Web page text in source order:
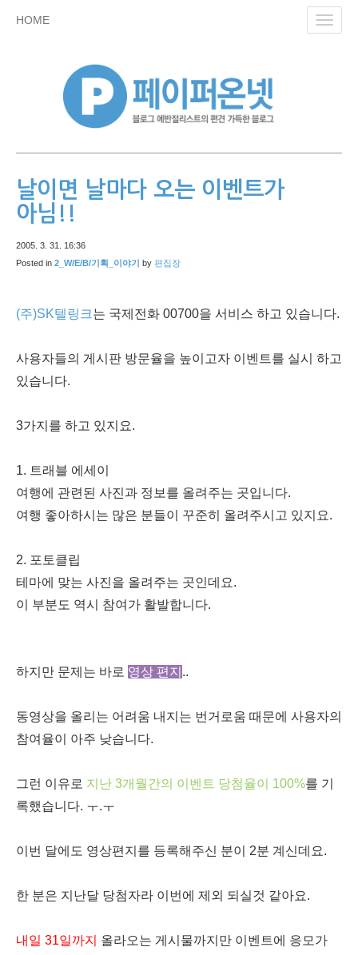
HOME
날이면 날마다 오는 이벤트가
아님!!
2005. 3. 31. 16:36
Posted in 2_W/E/B/기획_이야기 by 편집장
(주)SK텔링크는 국제전화 00700을 서비스 하고 있습니다.
사용자들의 게시판 방문율을 높이고자 이벤트를 실시 하고
있습니다.
3가지를 하고 있지요.
1. 트래블 에세이
여행에 관련된 사진과 정보를 올려주는 곳입니다.
여행 좋아하시는 많은 분들이 꾸준히 올려주시고 있지요.
2. 포토클립
테마에 맞는 사진을 올려주는 곳인데요.
이 부분도 역시 참여가 활발합니다.
하지만 문제는 바로 영상 편지 ..
동영상을 올리는 어려움 내지는 번거로움 때문에 사용자의
참여율이 아주 낮습니다.
그런 이유로 지난 3개월간의 이벤트 당첨율이 100%를 기
록했습니다. ㅜ.ㅜ
이번 달에도 영상편지를 등록해주신 분이 2분 계신데요.
한 분은 지난달 당첨자라 이번에 제외 되실것 같아요.
내일 31일까지
올라오는 게시물까지만 이벤트에 응모가